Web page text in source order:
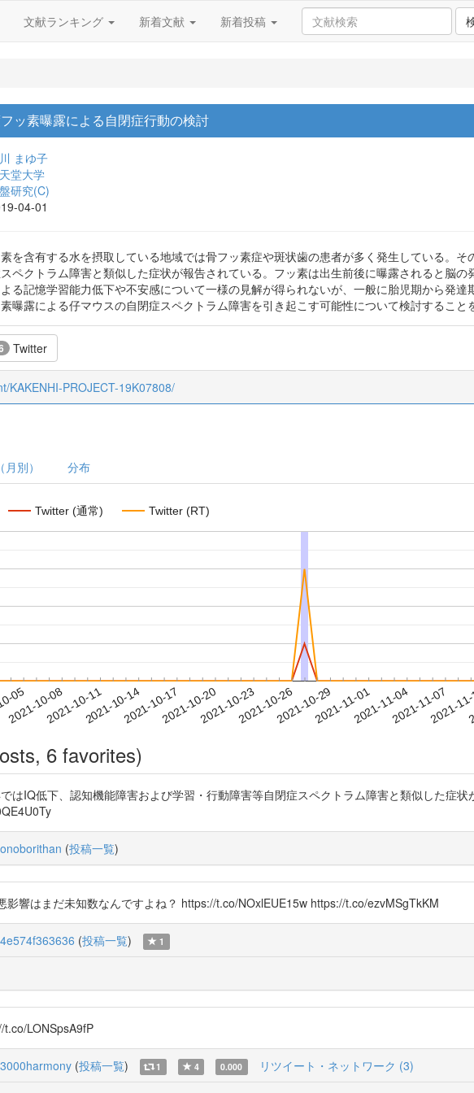
文献ランキング 新着文献 新着投稿
ッ素曝露による自閉症行動の検討
まゆ子
堂大学
研究(C)
04-01
を含有する水を摂取している地域では骨フッ素症や斑状歯の患者が多く発生している。
ペクトラム障害と類似した症状が報告されている。フッ素は出生前後に曝露されると脳
る記憶学習能力低下や不安感について一様の見解が得られないが、一般に胎児期から発
曝露による仔マウスの自閉症スペクトラム障害を引き起こす可能性について検討すること
Twitter
KAKENHI-PROJECT-19K07808/
別） 分布
Twitter (通常) Twitter (RT)
05
2021-10-082021-10-112021-10-142021-10-172021-10-202021-10-232021-10-262021-10-292021-11-012021-11-042021-11-07
2021-
6 favorites)
はIQ低下、認知機能障害および学習・行動障害等自閉症スペクトラム障害と類似した症
(投稿一覧)
影響はまだ未知数なんですよね？ https://t.co/NOxlEUE15w https://t.co/ezvMSgTkKM
(投稿一覧) 1
LONSpsA9fP
(投稿一覧) 1 4 0.000 リツイート・ネットワーク (3)